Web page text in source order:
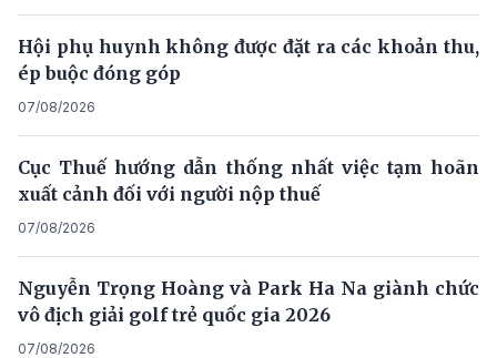
Hội phụ huynh không được đặt ra các khoản thu,
ép buộc đóng góp
07/08/2026
Cục Thuế hướng dẫn thống nhất việc tạm hoãn
xuất cảnh đối với người nộp thuế
07/08/2026
Nguyễn Trọng Hoàng và Park Ha Na giành chức
vô địch giải golf trẻ quốc gia 2026
07/08/2026